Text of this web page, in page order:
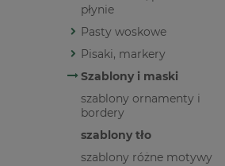
płynie
Pasty woskowe
Pisaki, markery
Szablony i maski
szablony ornamenty i
bordery
szablony tło
szablony różne motywy